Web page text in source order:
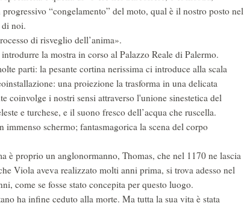
progressivo “congelamento” del moto, qual è il nostro posto nel
noi.
di risveglio dell’anima».
la mostra in corso al Palazzo Reale di Palermo.
parti: la pesante cortina nerissima ci introduce alla scala
una proiezione la trasforma in una delicata
coinvolge i nostri sensi attraverso l'unione sinestetica del
e turchese, e il suono fresco dell’acqua che ruscella.
schermo; fantasmagorica la scena del corpo
è proprio un anglonormanno, Thomas, che nel 1170 ne lascia
Viola aveva realizzato molti anni prima, si trova adesso nel
come se fosse stato concepita per questo luogo.
ha infine ceduto alla morte. Ma tutta la sua vita è stata